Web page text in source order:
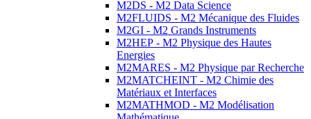
M2DS - M2 Data Science
M2FLUIDS - M2 Mécanique des Fluides
M2GI - M2 Grands Instruments
M2HEP - M2 Physique des Hautes
Energies
M2MARES - M2 Physique par Recherche
M2MATCHEINT - M2 Chimie des
Matériaux et Interfaces
M2MATHMOD - M2 Modélisation